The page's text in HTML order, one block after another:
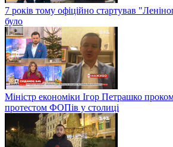
7 років тому офіційно стартував
було
Міністр економіки Ігор Петрашко
протестом ФОПів у столиці